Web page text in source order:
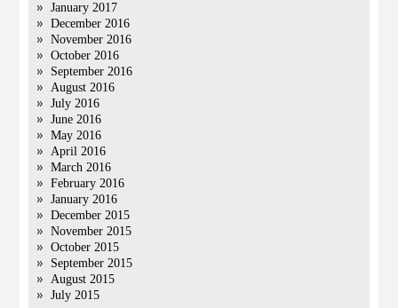
January 2017
December 2016
November 2016
October 2016
September 2016
August 2016
July 2016
June 2016
May 2016
April 2016
March 2016
February 2016
January 2016
December 2015
November 2015
October 2015
September 2015
August 2015
July 2015